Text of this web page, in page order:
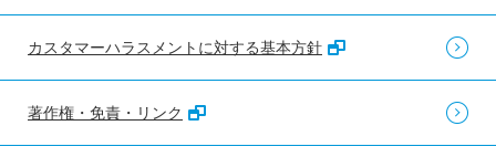
カスタマーハラスメントに対する基本方針
著作権・免責・リンク